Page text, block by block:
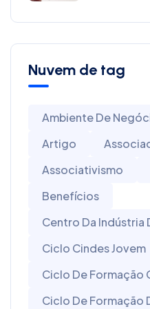
Nuvem de tag
Ambiente De
Artigo
Associativismo
Benefícios
Centro Da Indústria
Ciclo Cindes Jovem
Ciclo De Formação
Ciclo De Formação